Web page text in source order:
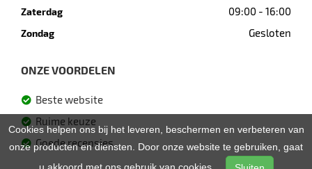
Zaterdag 09:00 - 16:00
Zondag Gesloten
ONZE VOORDELEN
Beste website
Ruime keuze
Goede recensies
Cookies helpen ons bij het leveren, beschermen en verbeteren van
onze producten en diensten. Door onze website te gebruiken, gaat
u akkoord met ons gebruik van cookies.